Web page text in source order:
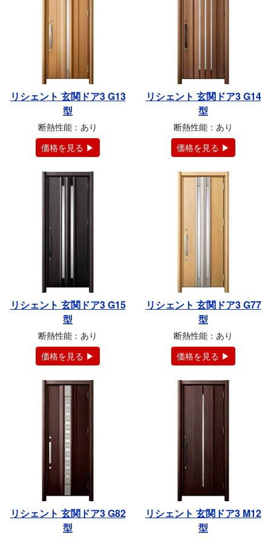
リシェント 玄関ドア3 G13
型
断熱性能：あり
価格を見る ▶
リシェント 玄関ドア3 G14
型
断熱性能：あり
価格を見る ▶
リシェント 玄関ドア3 G15
型
断熱性能：あり
価格を見る ▶
リシェント 玄関ドア3 G77
型
断熱性能：あり
価格を見る ▶
リシェント 玄関ドア3 G82
型
リシェント 玄関ドア3 M12
型